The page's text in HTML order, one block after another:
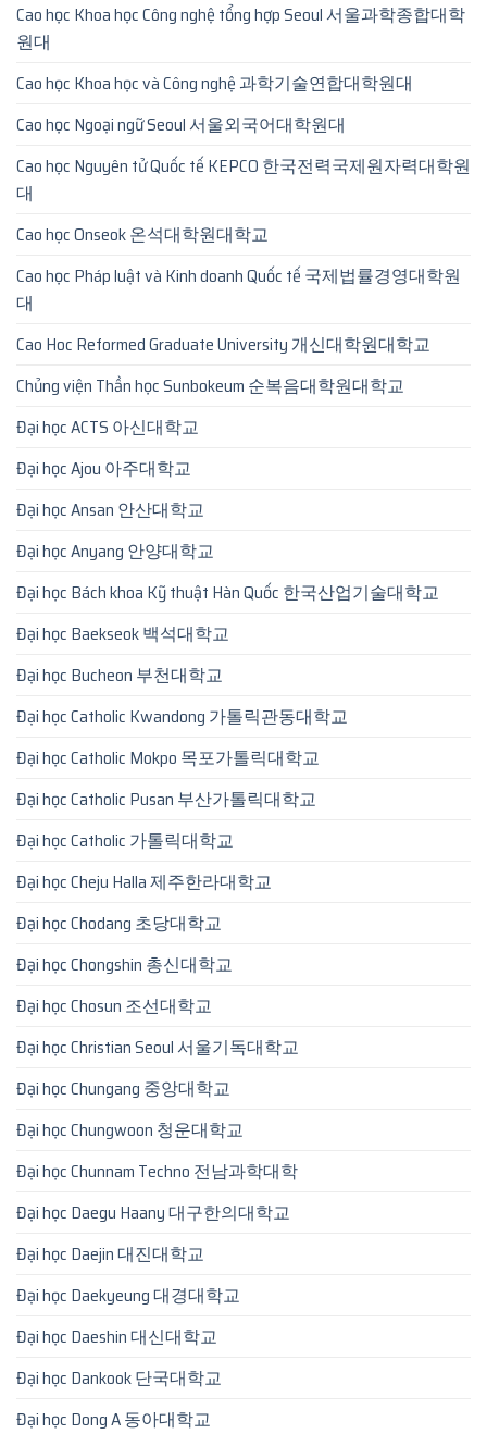
Cao học Khoa học Công nghệ tổng hợp Seoul 서울과학종합대학
원대
Cao học Khoa học và Công nghệ 과학기술연합대학원대
Cao học Ngoại ngữ Seoul 서울외국어대학원대
Cao học Nguyên tử Quốc tế KEPCO 한국전력국제원자력대학원
대
Cao học Onseok 온석대학원대학교
Cao học Pháp luật và Kinh doanh Quốc tế 국제법률경영대학원
대
Cao Hoc Reformed Graduate University 개신대학원대학교
Chủng viện Thần học Sunbokeum 순복음대학원대학교
Đại học ACTS 아신대학교
Đại học Ajou 아주대학교
Đại học Ansan 안산대학교
Đại học Anyang 안양대학교
Đại học Bách khoa Kỹ thuật Hàn Quốc 한국산업기술대학교
Đại học Baekseok 백석대학교
Đại học Bucheon 부천대학교
Đại học Catholic Kwandong 가톨릭관동대학교
Đại học Catholic Mokpo 목포가톨릭대학교
Đại học Catholic Pusan 부산가톨릭대학교
Đại học Catholic 가톨릭대학교
Đại học Cheju Halla 제주한라대학교
Đại học Chodang 초당대학교
Đại học Chongshin 총신대학교
Đại học Chosun 조선대학교
Đại học Christian Seoul 서울기독대학교
Đại học Chungang 중앙대학교
Đại học Chungwoon 청운대학교
Đại học Chunnam Techno 전남과학대학
Đại học Daegu Haany 대구한의대학교
Đại học Daejin 대진대학교
Đại học Daekyeung 대경대학교
Đại học Daeshin 대신대학교
Đại học Dankook 단국대학교
Đại học Dong A 동아대학교